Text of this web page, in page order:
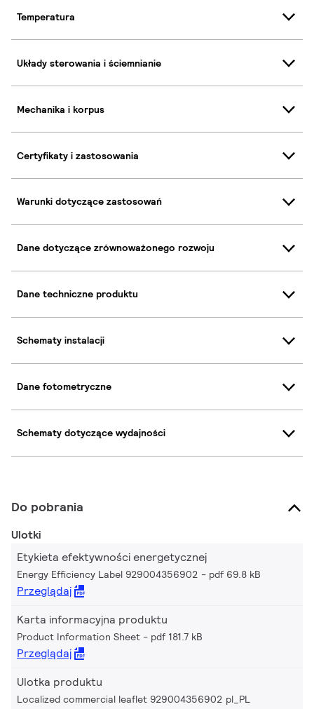
Temperatura
Układy sterowania i ściemnianie
Mechanika i korpus
Certyfikaty i zastosowania
Warunki dotyczące zastosowań
Dane dotyczące zrównoważonego rozwoju
Dane techniczne produktu
Schematy instalacji
Dane fotometryczne
Schematy dotyczące wydajności
Do pobrania
Ulotki
Etykieta efektywności energetycznej
Energy Efficiency Label 929004356902 pdf 69.8 kB
Przeglądaj
Karta informacyjna produktu
Product Information Sheet pdf 181.7 kB
Przeglądaj
Ulotka produktu
Localized commercial leaflet 929004356902 pl_PL